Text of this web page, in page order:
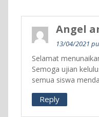
Angel
13/04/2021
Selamat
Semoga ujian
semua siswa
Reply